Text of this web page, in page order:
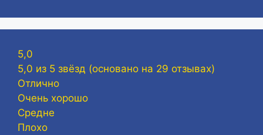
5,0
5,0 из 5 звёзд (основано на 29 отзывах)
Отлично
Очень хорошо
Средне
Плохо